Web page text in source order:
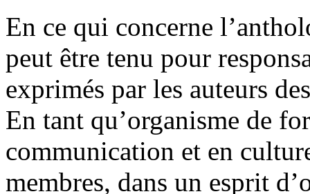
En ce qui concerne
peut être tenu pour
exprimés par les auteurs
En tant qu’organisme de
communication et en
membres, dans un esprit